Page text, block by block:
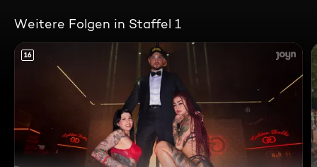
Weitere Folgen in Staffel 1
16